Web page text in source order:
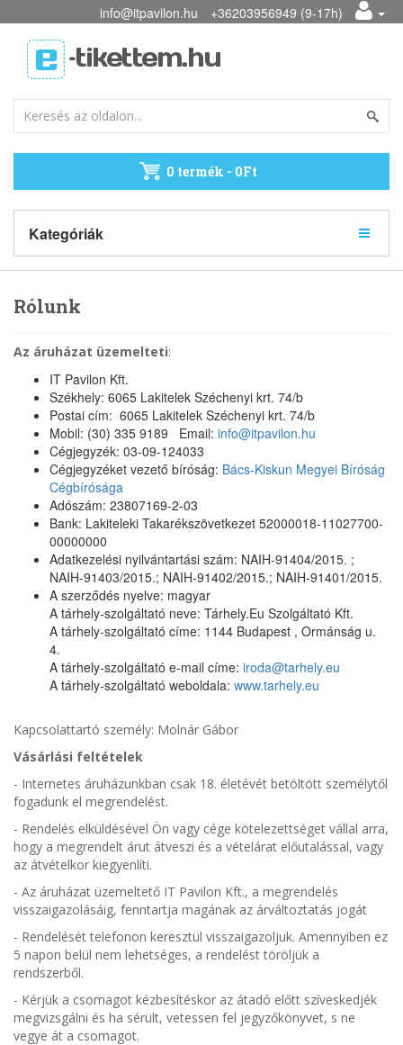
info@itpavilon.hu +36203956949 (9-17h)
0 termék - 0Ft
Kategóriák
Rólunk
Az áruházat üzemelteti:
IT Pavilon Kft.
Székhely: 6065 Lakitelek Széchenyi krt. 74/b
Postai cím: 6065 Lakitelek Széchenyi krt. 74/b
Mobil: (30) 335 9189 Email: info@itpavilon.hu
Cégjegyzék: 03-09-124033
Cégjegyzéket vezető bíróság: Bács-Kiskun Megyei Bíróság
Cégbírósága
Adószám: 23807169-2-03
Bank: Lakiteleki Takarékszövetkezet 52000018-11027700-
00000000
Adatkezelési nyilvántartási szám: NAIH-91404/2015. ;
NAIH-91403/2015.; NAIH-91402/2015.; NAIH-91401/2015.
A szerződés nyelve: magyar
A tárhely-szolgáltató neve: Tárhely.Eu Szolgáltató Kft.
A tárhely-szolgáltató címe: 1144 Budapest , Ormánság u.
4.
A tárhely-szolgáltató e-mail címe: iroda@tarhely.eu
A tárhely-szolgáltató weboldala: www.tarhely.eu
Kapcsolattartó személy: Molnár Gábor
Vásárlási feltételek
- Internetes áruházunkban csak 18. életévét betöltött személytől
fogadunk el megrendelést.
- Rendelés elküldésével Ön vagy cége kötelezettséget vállal arra,
hogy a megrendelt árut átveszi és a vételárat előutalással, vagy
az átvételkor kiegyenlíti.
- Az áruházat üzemeltető IT Pavilon Kft., a megrendelés
visszaigazolásáig, fenntartja magának az árváltoztatás jogát
- Rendelését telefonon keresztül visszaigazoljuk. Amennyiben ez
5 napon belül nem lehetséges, a rendelést töröljük a
rendszerből.
- Kérjük a csomagot kézbesítéskor az átadó előtt szíveskedjék
megvizsgálni és ha sérült, vetessen fel jegyzőkönyvet, s ne
vegye át a csomagot.